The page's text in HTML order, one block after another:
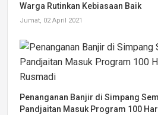
Warga Rutinkan Kebiasaan Baik
Jumat, 02 April 2021
Penanganan Banjir di Simpang
Pandjaitan Masuk Program 100